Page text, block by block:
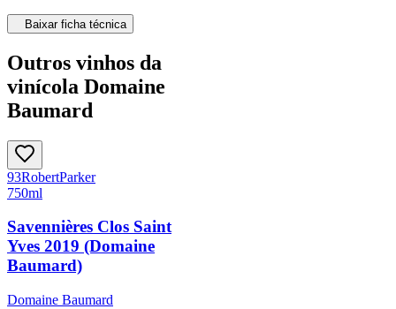
Baixar ficha técnica
Outros vinhos da
vinícola Domaine
Baumard
93RobertParker
750ml
Savennières Clos Saint
Yves 2019 (Domaine
Baumard)
Domaine Baumard